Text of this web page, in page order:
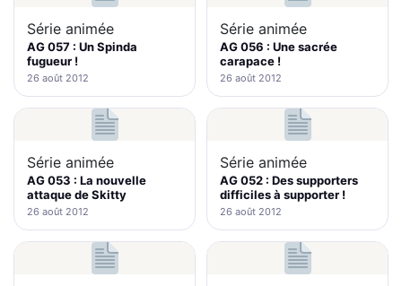
Série animée
AG 057 : Un Spinda
fugueur !
26 août 2012
Série animée
AG 056 : Une sacrée
carapace !
26 août 2012
Série animée
AG 053 : La nouvelle
attaque de Skitty
26 août 2012
Série animée
AG 052 : Des supporters
difficiles à supporter !
26 août 2012